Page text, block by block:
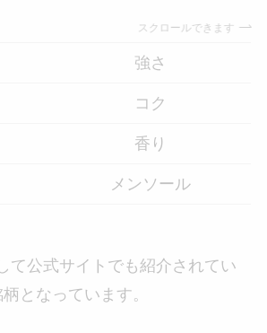
スクロールできます
強さ
コク
香り
メンソール
て公式サイトでも紹介されてい
となっています。